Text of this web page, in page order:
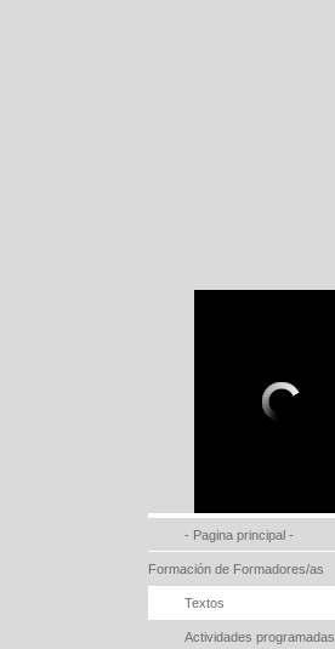
- Pagina principal -
Formación de Formadores/as
Textos
Actividades programadas